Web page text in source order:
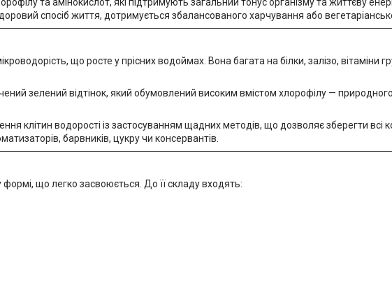
та амінокислот, які підтримують загальний тонус організму та життєву
спосіб життя, дотримується збалансованого харчування або
що росте у прісних водоймах. Вона багата на білки, залізо, вітаміни
зелений відтінок, який обумовлений високим вмістом хлорофілу —
клітин водорості із застосуванням щадних методів, що дозволяє зберегти всі
барвників, цукру чи консервантів.
що легко засвоюється. До її складу входять: